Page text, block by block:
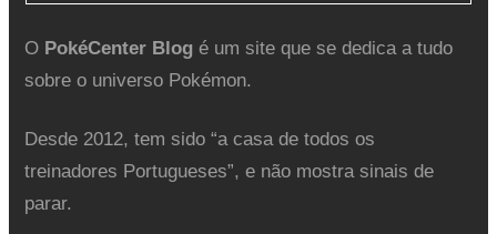
O PokéCenter Blogé um site que se dedica a tudo
sobre o universo Pokémon.
Desde 2012, tem sido “a casa de todos os
treinadores Portugueses”, e não mostra sinais de
parar.